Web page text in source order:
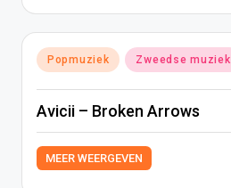
Geplaatst
in
Popmuziek Zweedse muziek
Avicii – Broken Arrows
MEER WEERGEVEN